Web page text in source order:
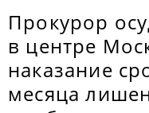
Прокурор
в центре
наказание
месяца